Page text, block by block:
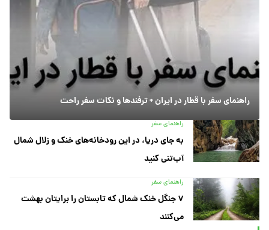
راهنمای سفر با قطار در ایران + ترفندها و نکات سفر راحت
راهنمای سفر
به جای دریا، در این رودخانه‌های خنک و زلال شمال
آب‌تنی کنید
راهنمای سفر
۷ جنگل خنک شمال که تابستان را برایتان بهشت
می‌کنند